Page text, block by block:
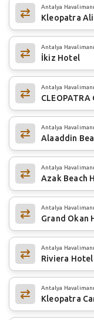
Antalya Havalimanı
Kleopatra
Antalya Havalimanı
İkiz Hotel
Antalya Havalimanı
CLEOPATRA
Antalya Havalimanı
Alaaddin
Antalya Havalimanı
Azak Beach
Antalya Havalimanı
Grand Okan
Antalya Havalimanı
Riviera Hotel
Antalya Havalimanı
Kleopatra